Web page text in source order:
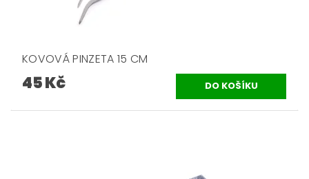
KOVOVÁ PINZETA 15 CM
45 Kč